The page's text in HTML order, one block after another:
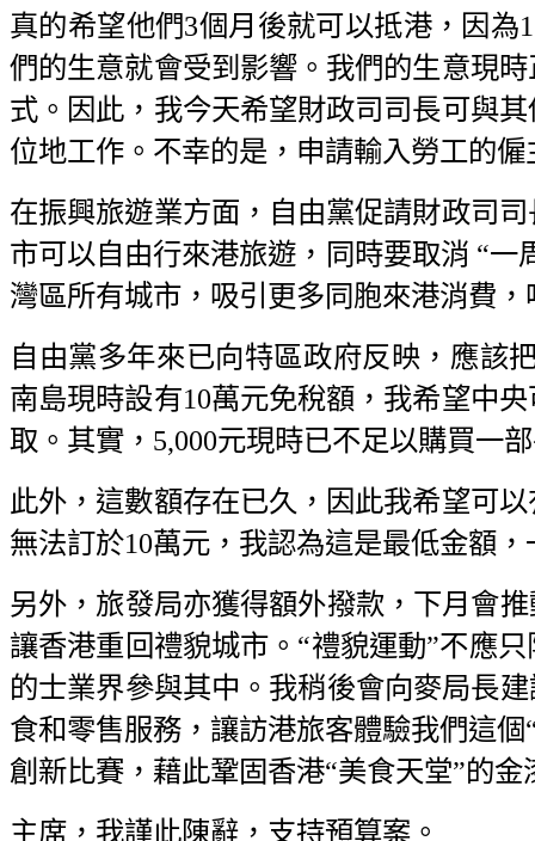
真的希望他們3個月後就可以抵港，因
們的生意就會受到影響。我們的生意現
式。因此，我今天希望財政司司長可與
位地工作。不幸的是，申請輸入勞工的
在振興旅遊業方面，自由黨促請財政司
市可以自由行來港旅遊，同時要取消 “
灣區所有城市，吸引更多同胞來港消費，
自由黨多年來已向特區政府反映，應該
南島現時設有10萬元免稅額，我希望中
取。其實，5,000元現時已不足以購買一
此外，這數額存在已久，因此我希望可
無法訂於10萬元，我認為這是最低金額
另外，旅發局亦獲得額外撥款，下月會
讓香港重回禮貌城市。“禮貌運動”不應
的士業界參與其中。我稍後會向麥局長
食和零售服務，讓訪港旅客體驗我們這
創新比賽，藉此鞏固香港“美食天堂”的金
主席，我謹此陳辭，支持預算案。